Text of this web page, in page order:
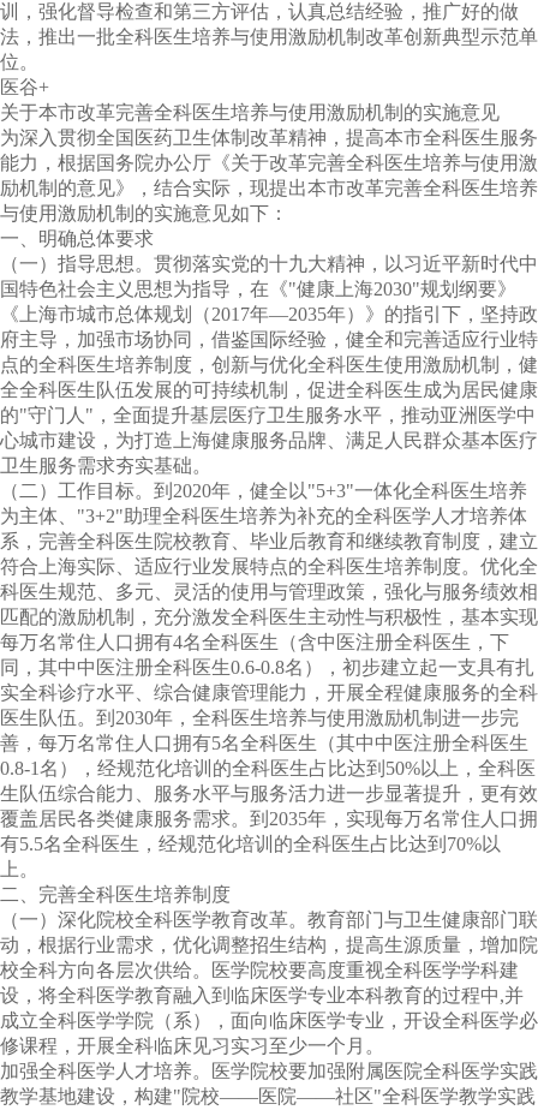
训，强化督导检查和第三方评估，认真总结经验，推广好的做
法，推出一批全科医生培养与使用激励机制改革创新典型示范单
位。
医谷+
关于本市改革完善全科医生培养与使用激励机制的实施意见
为深入贯彻全国医药卫生体制改革精神，提高本市全科医生服务
能力，根据国务院办公厅《关于改革完善全科医生培养与使用激
励机制的意见》，结合实际，现提出本市改革完善全科医生培养
与使用激励机制的实施意见如下：
一、明确总体要求
（一）指导思想。贯彻落实党的十九大精神，以习近平新时代中
国特色社会主义思想为指导，在《"健康上海2030"规划纲要》
《上海市城市总体规划（2017年—2035年）》的指引下，坚持政
府主导，加强市场协同，借鉴国际经验，健全和完善适应行业特
点的全科医生培养制度，创新与优化全科医生使用激励机制，健
全全科医生队伍发展的可持续机制，促进全科医生成为居民健康
的"守门人"，全面提升基层医疗卫生服务水平，推动亚洲医学中
心城市建设，为打造上海健康服务品牌、满足人民群众基本医疗
卫生服务需求夯实基础。
（二）工作目标。到 2020年，健全以"5+3"一体化全科医生培养
为主体、"3+2"助理全科医生培养为补充的全科医学人才培养体
系，完善全科医生院校教育、毕业后教育和继续教育制度，建立
符合上海实际、适应行业发展特点的全科医生培养制度。优化全
科医生规范、多元、灵活的使用与管理政策，强化与服务绩效相
匹配的激励机制，充分激发全科医生主动性与积极性，基本实现
每万名常住人口拥有4名全科医生（含中医注册全科医生，下
同，其中中医注册全科医生0.6-0.8名），初步建立起一支具有扎
实全科诊疗水平、综合健康管理能力，开展全程健康服务的全科
医生队伍。到 2030年，全科医生培养与使用激励机制进一步完
善，每万名常住人口拥有5名全科医生（其中中医注册全科医生
0.8-1名），经规范化培训的全科医生占比达到 50%以上，全科医
生队伍综合能力、服务水平与服务活力进一步显著提升，更有效
覆盖居民各类健康服务需求。到 2035年，实现每万名常住人口拥
有5.5名全科医生，经规范化培训的全科医生占比达到 70%以
上。
二、完善全科医生培养制度
（一）深化院校全科医学教育改革。教育部门与卫生健康部门联
动，根据行业需求，优化调整招生结构，提高生源质量，增加院
校全科方向各层次供给。医学院校要高度重视全科医学学科建
设，将全科医学教育融入到临床医学专业本科教育的过程中,并
成立全科医学学院（系），面向临床医学专业，开设全科医学必
修课程，开展全科临床见习实习至少一个月。
加强全科医学人才培养。医学院校要加强附属医院全科医学实践
教学基地建设，构建"院校——医院——社区"全科医学教学实践